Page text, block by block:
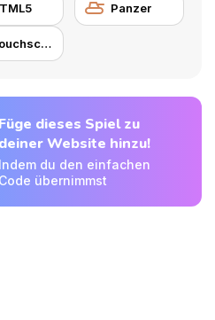
Panzer
Touchscreen
Füge dieses Spiel zu
deiner Website hinzu!
Indem du den einfachen
Code übernimmst